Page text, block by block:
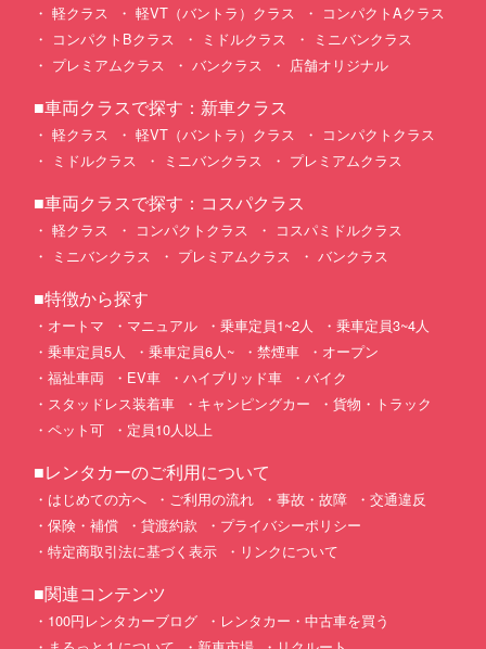
軽クラス 軽VT（バントラ）クラス
コンパクトAクラス
コンパクトBクラス
ミドルクラス
ミニバンクラス
プレミアムクラス
バンクラス 店舗オリジナル
■車両クラスで探す：新車クラス
軽クラス 軽VT（バントラ）クラス
コンパクトクラス
ミドルクラス
ミニバンクラス プレミアムクラス
■車両クラスで探す：コスパクラス
軽クラス コンパクトクラス
コスパミドルクラス
ミニバンクラス
プレミアムクラス バンクラス
■特徴から探す
オートマ マニュアル 乗車定員1~2人
乗車定員3~4人
乗車定員5人
乗車定員6人~ 禁煙車
オープン
福祉車両
EV車 ハイブリッド車
バイク
スタッドレス装着車
キャンピングカー
貨物・トラック
ペット可
定員10人以上
■レンタカーのご利用について
はじめての方へ ご利用の流れ 事故・故障
交通違反
保険・補償
貸渡約款
プライバシーポリシー
特定商取引法に基づく表示
リンクについて
■関連コンテンツ
100円レンタカーブログ
レンタカー・中古車を買う